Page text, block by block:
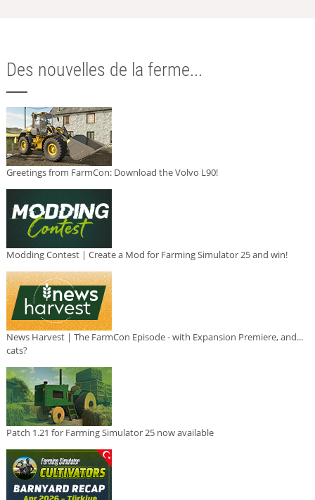
Des nouvelles de la ferme...
Greetings from FarmCon: Download the Volvo L90!
Modding Contest | Create a Mod for Farming Simulator 25 and win!
News Harvest | The FarmCon Episode - with Expansion Premiere, and...
cats?
Patch 1.21 for Farming Simulator 25 now available